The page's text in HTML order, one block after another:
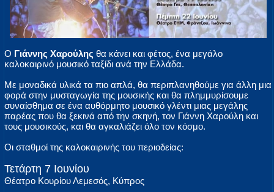
Ο Γιάννης Χαρούλης θα κάνει και φέτος, ένα μεγάλο
καλοκαιρινό μουσικό ταξίδι ανά την Ελλάδα.
Με μοναδικά υλικά τα πιο απλά, θα περιπλανηθούμε για άλλη μια
φορά στην μυσταγωγία της μουσικής και θα πλημμυρίσουμε
συναίσθημα σε ένα αυθόρμητο μουσικό γλέντι μιας μεγάλης
παρέας που θα ξεκινά από την σκηνή, τον Γιάννη Χαρούλη και
τους μουσικούς, και θα αγκαλιάζει όλο τον κόσμο.
Οι σταθμοί της καλοκαιρινής του περιοδείας:
Τετάρτη 7 Ιουνίου
Θέατρο Κουρίου Λεμεσός, Κύπρος